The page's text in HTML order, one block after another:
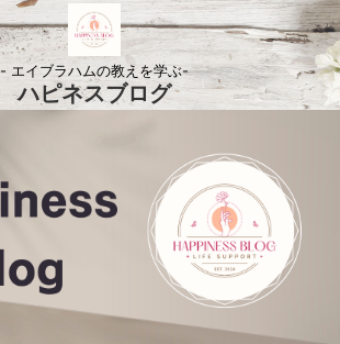
- エイブラハムの教えを学ぶ-
ハピネスブログ